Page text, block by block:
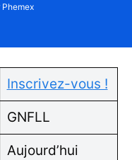
Inscrivez-vous !
GNFLL
Aujourd’hui